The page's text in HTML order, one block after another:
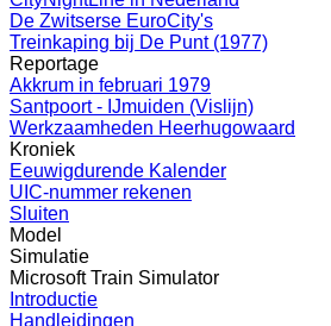
De Zwitserse EuroCity's
Treinkaping bij De Punt (1977)
Reportage
Akkrum in februari 1979
Santpoort - IJmuiden (Vislijn)
Werkzaamheden Heerhugowaard
Kroniek
Eeuwigdurende Kalender
UIC-nummer rekenen
Sluiten
Model
Simulatie
Microsoft Train Simulator
Introductie
Handleidingen